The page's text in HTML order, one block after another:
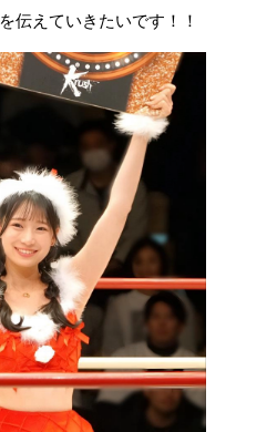
伝えていきたいです！！